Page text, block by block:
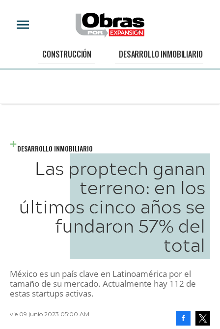
CONSTRUCCIÓN DESARROLLO INMOBILIARIO
DESARROLLO INMOBILIARIO
Las proptech ganan
terreno: en los
últimos cinco años se
fundaron 57% del
total
México es un país clave en Latinoamérica por el
tamaño de su mercado. Actualmente hay 112 de
estas startups activas.
vie 09 junio 2023 05:00 AM